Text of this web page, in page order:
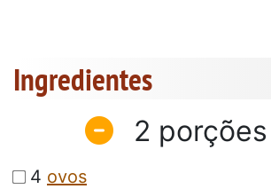
Ingredientes
2
4 ovos